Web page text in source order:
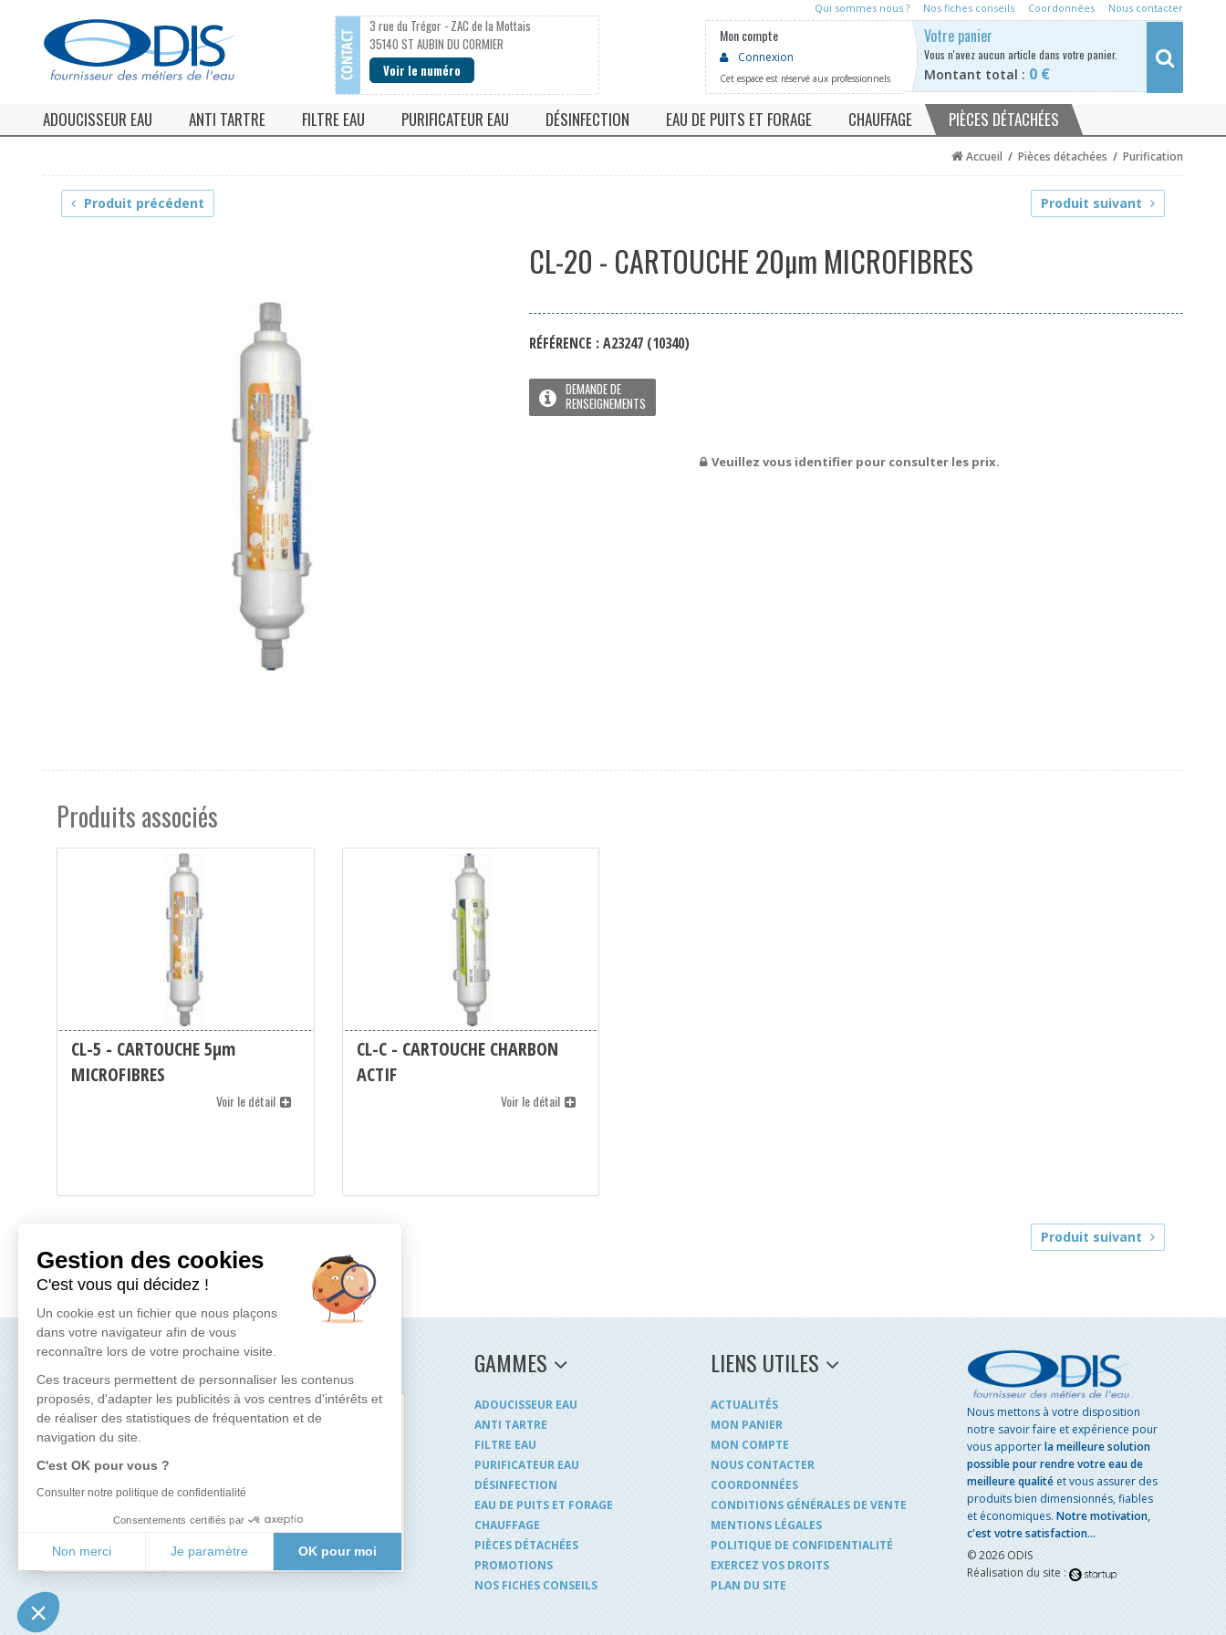
Nous contacter
Coordonnées
Nos fiches conseils
Qui sommes nous ?
3 rue du Trégor - ZAC de la Mottais
35140 ST AUBIN DU CORMIER
Voir le numéro
Mon compte
Connexion
Cet espace est réservé aux professionnels
Votre panier
Vous n'avez aucun article dans votre panier.
Montant total : 0 €
ADOUCISSEUR EAU
Adoucisseur d'eau bi-bloc
Adoucisseur d'eau Ultra-compact
ANTI TARTRE
Filtre anti calcaire
Anti tartre electronique
FILTRE EAU
Cartouche filtre à eau
PURIFICATEUR EAU
Osmoseur
DÉSINFECTION
Pompe doseuse
EAU DE PUITS ET FORAGE
Deferriseur / Manganèse
CHAUFFAGE
Neutraliseur condensat chaudière
Desemboueur
PIÈCES DÉTACHÉES
Adoucisseurs / anti tartre
Filtre eau
Neutralisation
Accueil / Pièces détachées / Purification
Produit précédent Produit suivant
CL-20 - CARTOUCHE 20µm MICROFIBRES
RÉFÉRENCE :A23247 (10340)
DEMANDE DE
RENSEIGNEMENTS
Veuillez vous identifier pour consulter les prix.
Produits associés
CL-5 - CARTOUCHE 5µm
MICROFIBRES
Voir le détail
CL-C - CARTOUCHE CHARBON
ACTIF
Voir le détail
Produit suivant
LE TOP
NEUTRALISEUR DE CONDENSATS
est conçu pour les chaudières gaz allant
jusqu'a 150 kW permettant de remonter
le pH des condensat...
Voir le détail
GAMMES
ADOUCISSEUR EAU
ANTI TARTRE
FILTRE EAU
PURIFICATEUR EAU
DÉSINFECTION
EAU DE PUITS ET FORAGE
CHAUFFAGE
PIÈCES DÉTACHÉES
PROMOTIONS
NOS FICHES CONSEILS
LIENS UTILES
ACTUALITÉS
MON PANIER
MON COMPTE
NOUS CONTACTER
COORDONNÉES
CONDITIONS GÉNÉRALES DE VENTE
MENTIONS LÉGALES
POLITIQUE DE CONFIDENTIALITÉ
EXERCEZ VOS DROITS
PLAN DU SITE
Nous mettons à votre disposition
notre savoir faire et expérience pour
vous apporterla meilleure solution
possible pour rendre votre eau de
meilleure qualité et vous assurer des
produits bien dimensionnés, fiables
et économiques.Notre motivation,
c'est votre satisfaction...
© 2026 ODIS
Réalisation du site :
Gestion des cookies
C'est vous qui décidez !
Un cookie est un fichier que nous plaçons
dans votre navigateur afin de vous
reconnaître lors de votre prochaine visite.
Ces traceurs permettent de personnaliser les contenus
proposés, d'adapter les publicités à vos centres d'intérêts et
de réaliser des statistiques de fréquentation et de
navigation du site.
C'est OK pour vous ?
Consulter notre politique de confidentialité
Consentements certifiés par
Non merci Je paramètre OK pour moi
Axeptio consent
Plateforme de Gestion du Consentement : Personnalisez vos Options
Notre plateforme vous permet d'adapter et de gérer vos paramètres de confidentialité, en garantissant la conformité avec les réglementations. Personnalisez vos préférences pour